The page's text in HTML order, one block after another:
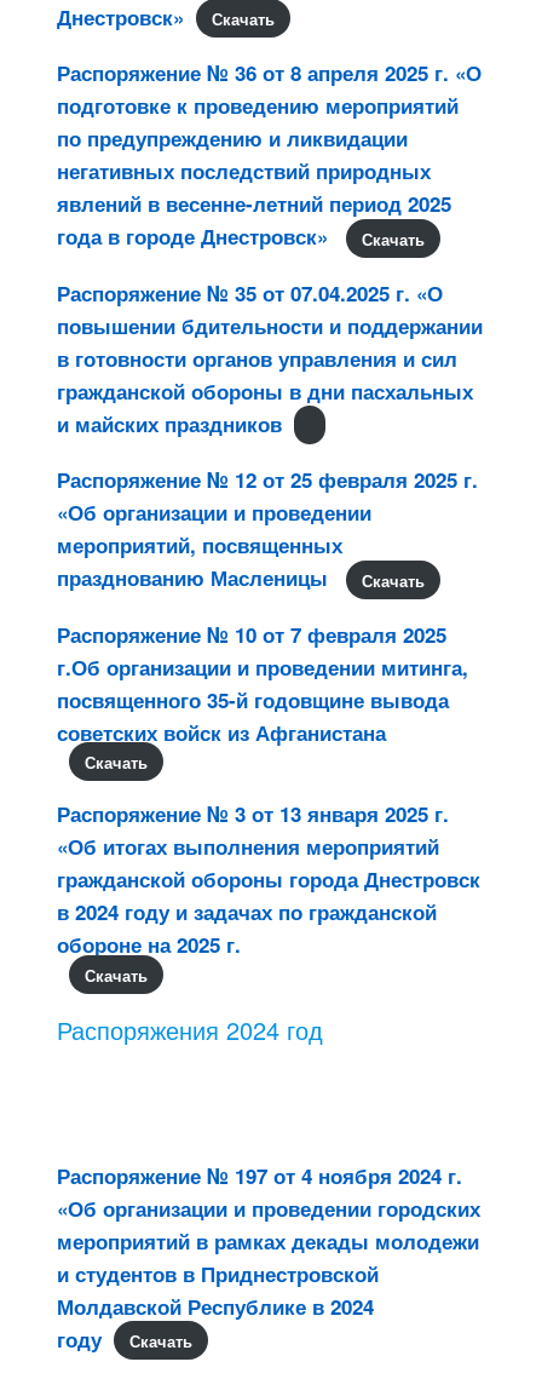
Днестровск»
Скачать
Распоряжение № 36 от 8 апреля 2025 г. «О
подготовке к проведению мероприятий
по предупреждению и ликвидации
негативных последствий природных
явлений в весенне-летний период 2025
года в городе Днестровск»
Скачать
Распоряжение № 35 от 07.04.2025 г. «О
повышении бдительности и поддержании
в готовности органов управления и сил
гражданской обороны в дни пасхальных
и майских праздников
Распоряжение № 12 от 25 февраля 2025 г.
«Об организации и проведении
мероприятий, посвященных
празднованию Масленицы
Скачать
Распоряжение № 10 от 7 февраля 2025
г.Об организации и проведении митинга,
посвященного 35-й годовщине вывода
советских войск из Афганистана
Скачать
Распоряжение № 3 от 13 января 2025 г.
«Об итогах выполнения мероприятий
гражданской обороны города Днестровск
в 2024 году и задачах по гражданской
обороне на 2025 г.
Скачать
Распоряжения 2024 год
Распоряжение № 197 от 4 ноября 2024 г.
«Об организации и проведении городских
мероприятий в рамках декады молодежи
и студентов в Приднестровской
Молдавской Республике в 2024
году
Скачать